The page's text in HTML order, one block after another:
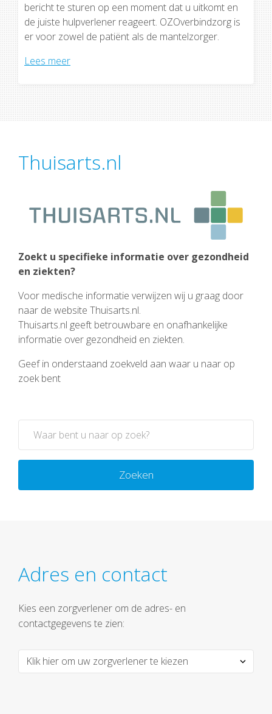
bericht te sturen op een moment dat u uitkomt en
de juiste hulpverlener reageert. OZOverbindzorg is
er voor zowel de patiënt als de mantelzorger.
Lees meer
Thuisarts.nl
Zoekt u specifieke informatie over gezondheid
en ziekten?
Voor medische informatie verwijzen wij u graag door
naar de website Thuisarts.nl.
Thuisarts.nl geeft betrouwbare en onafhankelijke
informatie over gezondheid en ziekten.
Geef in onderstaand zoekveld aan waar u naar op
zoek bent
Zoeken
Adres en contact
Kies een zorgverlener om de adres- en
contactgegevens te zien: